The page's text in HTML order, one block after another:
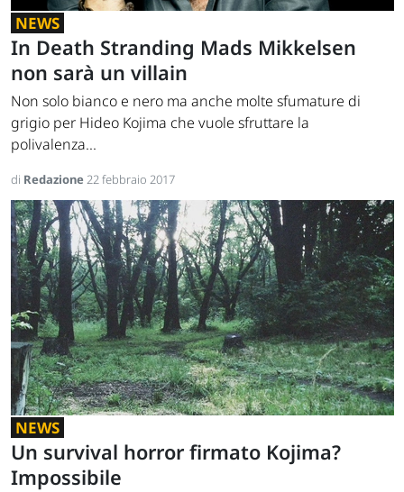
NEWS
In Death Stranding Mads Mikkelsen
non sarà un villain
Non solo bianco e nero ma anche molte sfumature di
grigio per Hideo Kojima che vuole sfruttare la
polivalenza...
di Redazione22 febbraio 2017
NEWS
Un survival horror firmato Kojima?
Impossibile